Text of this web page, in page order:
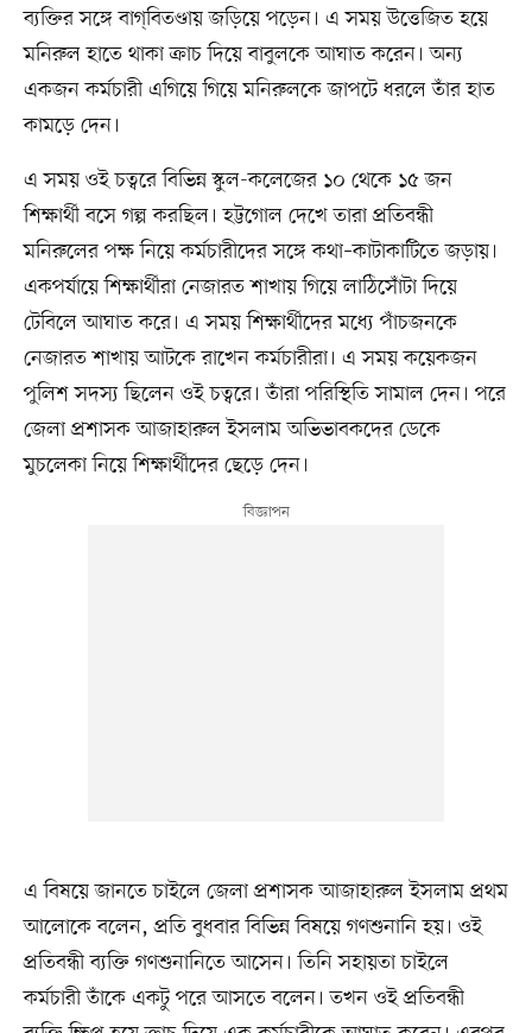
ব্যক্তির সঙ্গে বাগ্‌বিতণ্ডায় জড়িয়ে পড়েন। এ সময় উত্তেজিত হয়ে
মনিরুল হাতে থাকা ক্রাচ দিয়ে বাবুলকে আঘাত করেন। অন্য
একজন কর্মচারী এগিয়ে গিয়ে মনিরুলকে জাপটে ধরলে তাঁর হাত
কামড়ে দেন।
এ সময় ওই চত্বরে বিভিন্ন স্কুল-কলেজের ১০ থেকে ১৫ জন
শিক্ষার্থী বসে গল্প করছিল। হট্টগোল দেখে তারা প্রতিবন্ধী
মনিরুলের পক্ষ নিয়ে কর্মচারীদের সঙ্গে কথা–কাটাকাটিতে জড়ায়।
একপর্যায়ে শিক্ষার্থীরা নেজারত শাখায় গিয়ে লাঠিসোঁটা দিয়ে
টেবিলে আঘাত করে। এ সময় শিক্ষার্থীদের মধ্যে পাঁচজনকে
নেজারত শাখায় আটকে রাখেন কর্মচারীরা। এ সময় কয়েকজন
পুলিশ সদস্য ছিলেন ওই চত্বরে। তাঁরা পরিস্থিতি সামাল দেন। পরে
জেলা প্রশাসক আজাহারুল ইসলাম অভিভাবকদের ডেকে
মুচলেকা নিয়ে শিক্ষার্থীদের ছেড়ে দেন।
এ বিষয়ে জানতে চাইলে জেলা প্রশাসক আজাহারুল ইসলাম প্রথম
আলোকে বলেন, প্রতি বুধবার বিভিন্ন বিষয়ে গণশুনানি হয়। ওই
প্রতিবন্ধী ব্যক্তি গণশুনানিতে আসেন। তিনি সহায়তা চাইলে
কর্মচারী তাঁকে একটু পরে আসতে বলেন। তখন ওই প্রতিবন্ধী